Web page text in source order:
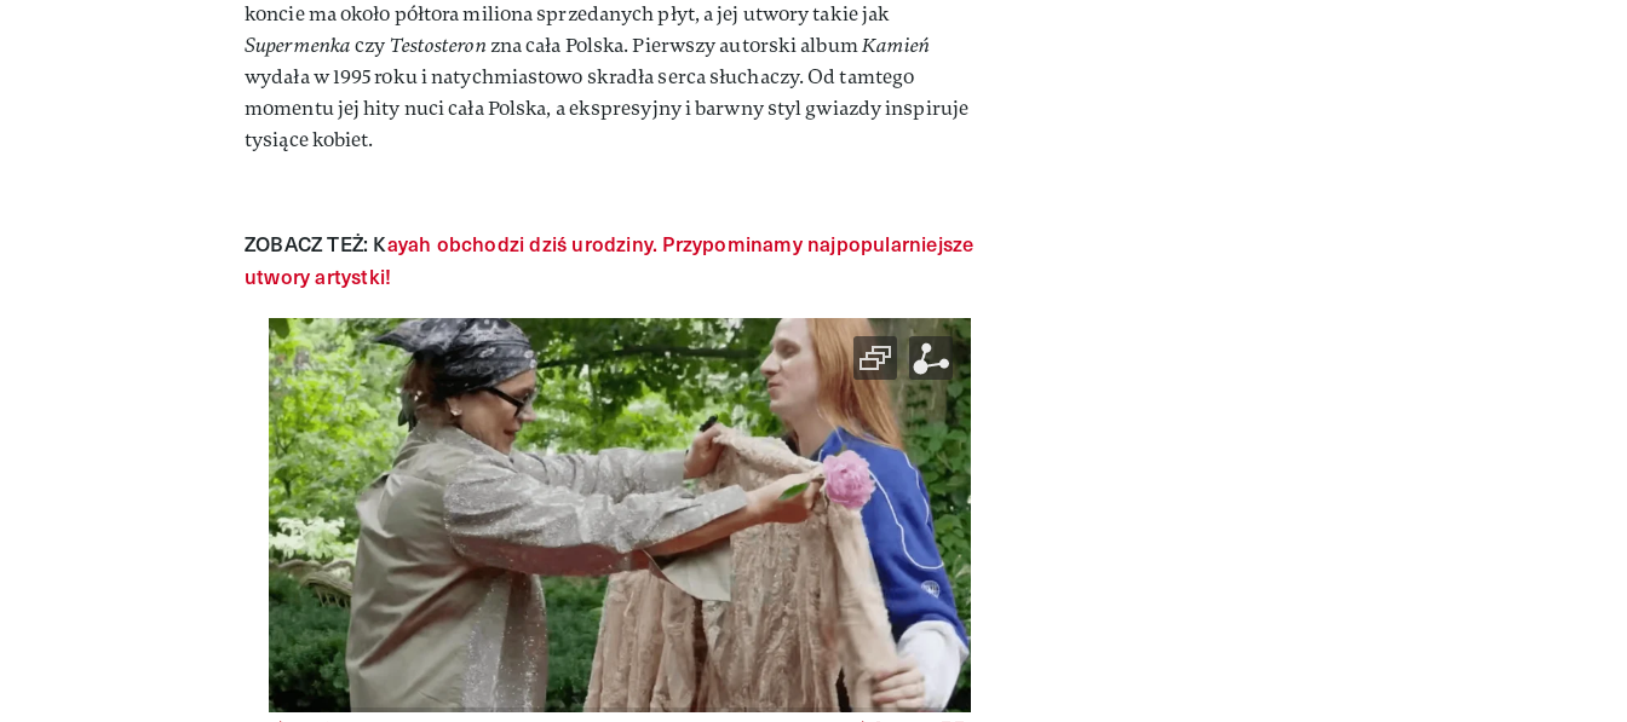
koncie ma około półtora miliona sprzedanych płyt, a jej utwory takie jak
Supermenkaczy Testosteron zna cała Polska. Pierwszy autorski albumKamień
wydała w 1995 roku i natychmiastowo skradła serca słuchaczy. Od tamtego
momentu jej hity nuci cała Polska, a ekspresyjny i barwny styl gwiazdy inspiruje
tysiące kobiet.
ZOBACZ TEŻ: Kayah obchodzi dziś urodziny. Przypominamy najpopularniejsze
utwory artystki!